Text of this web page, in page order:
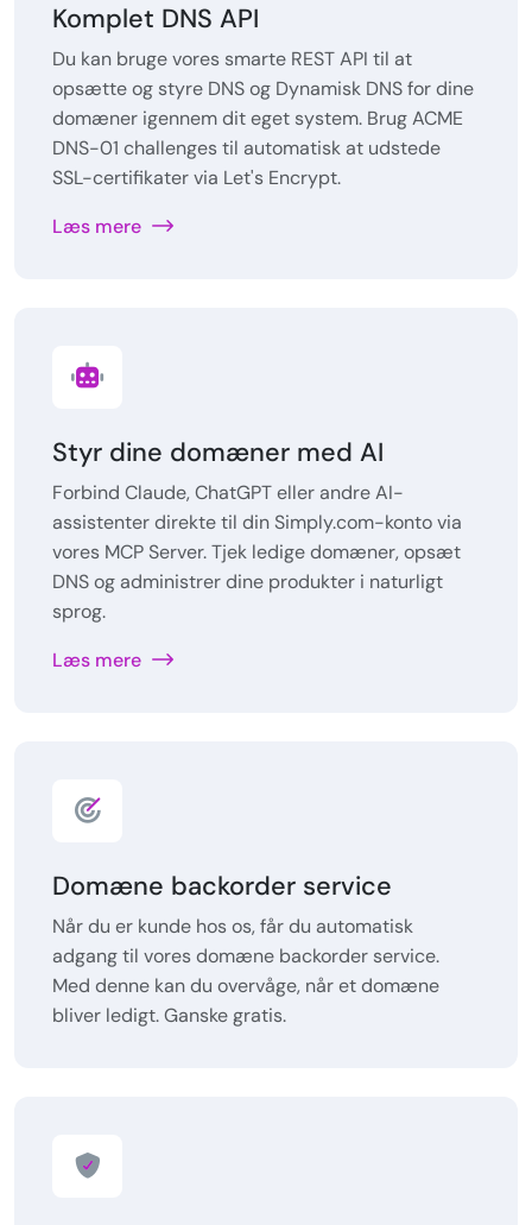
Komplet DNS API
Du kan bruge vores smarte REST API til at
opsætte og styre DNS og Dynamisk DNS for dine
domæner igennem dit eget system. Brug ACME
DNS-01 challenges til automatisk at udstede
SSL-certifikater via Let's Encrypt.
Læs mere
Styr dine domæner med AI
Forbind Claude, ChatGPT eller andre AI-
assistenter direkte til din Simply.com-konto via
vores MCP Server. Tjek ledige domæner, opsæt
DNS og administrer dine produkter i naturligt
sprog.
Læs mere
Domæne backorder service
Når du er kunde hos os, får du automatisk
adgang til vores domæne backorder service.
Med denne kan du overvåge, når et domæne
bliver ledigt. Ganske gratis.